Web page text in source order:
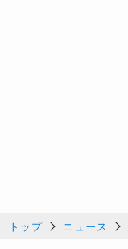
トップ ニュース